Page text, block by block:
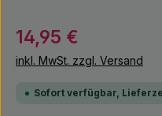
Regulärer Preis:
14,95 €
inkl. MwSt. zzgl. Versand
Sofort verfügbar,